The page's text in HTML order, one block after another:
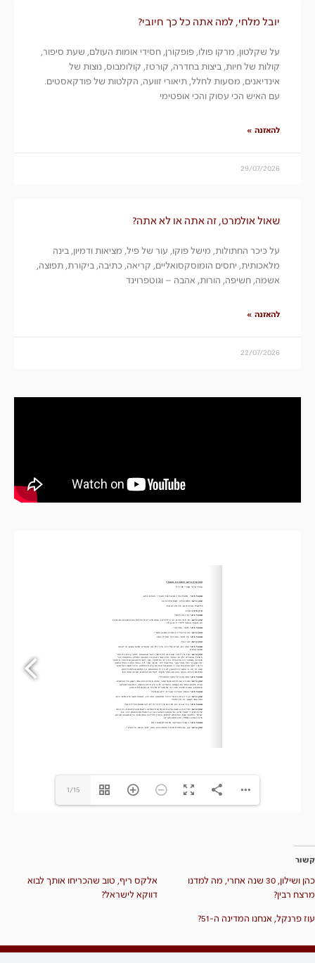
יובל מלחי, למה אתה כל כך חיובי?
על שקלטון, מרקו פולו, פופקורן, חסידי אומות העולם, שעת סיפור,
קולות של חיות, ביצות בחדרה, קורטז, קולומבוס, נוצות של
אינדיאנים, מסעות לחלל, תיאורי זוועה, הקלטות של פודקאסטים.
עם האיש הכי עסוק והכי אופטימי
להאזנה »
29/07/2026
שאול אולמרט, זה אתה או לא אתה?
על כיכר החתולות, מישל פוקו, עור של פיל, מציאות ודמיון, בינה
מלאכותית, יחסים הומוסקסואליים, קריאה, כתיבה, ביקורת, תפוצה,
אשמה, חשיפה, הורות, אהבה – וגוטפרוינד
להאזנה »
22/07/2026
1/15
קשור
כהן ושילון, 30 שנה אחרי, מה למדנו
מרצח רבין?
אלקס ריף, טוב שהכריחו אותך לבוא
דווקא לישראל?
עוז פרנקל, אנחנו המדינה ה-51?